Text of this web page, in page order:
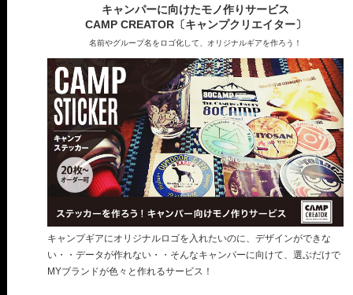
キャンパーに向けたモノ作りサービス
CAMP CREATOR〔キャンプクリエイター〕
名前やグループ名をロゴ化して、オリジナルギアを作ろう！
キャンプギアにオリジナルロゴを入れたいのに、デザインができな
い・・データが作れない・・そんなキャンパーに向けて、選ぶだけで
MYブランドが色々と作れるサービス！